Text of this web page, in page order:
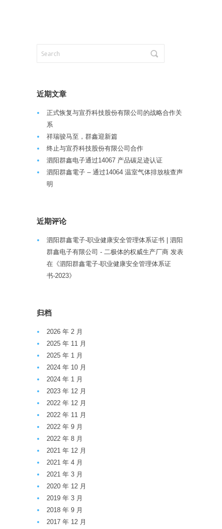
近期文章
正式恢复与宣乔科技股份有限公司的战略合作关
系
祥瑞骏马至，群鑫迎新篇
终止与宣乔科技股份有限公司合作
泗阳群鑫电子通过14067 产品碳足迹认证
泗阳群鑫電子 – 通过14064 温室气体排放核查声
明
近期评论
泗阳群鑫電子-职业健康安全管理体系证书 | 泗阳
群鑫电子有限公司 - 二极体的权威生产厂商 发表
在《泗阳群鑫電子-职业健康安全管理体系证
书-2023》
归档
2026 年 2 月
2025 年 11 月
2025 年 1 月
2024 年 10 月
2024 年 1 月
2023 年 12 月
2022 年 12 月
2022 年 11 月
2022 年 9 月
2022 年 8 月
2021 年 12 月
2021 年 4 月
2021 年 3 月
2020 年 12 月
2019 年 3 月
2018 年 9 月
2017 年 12 月